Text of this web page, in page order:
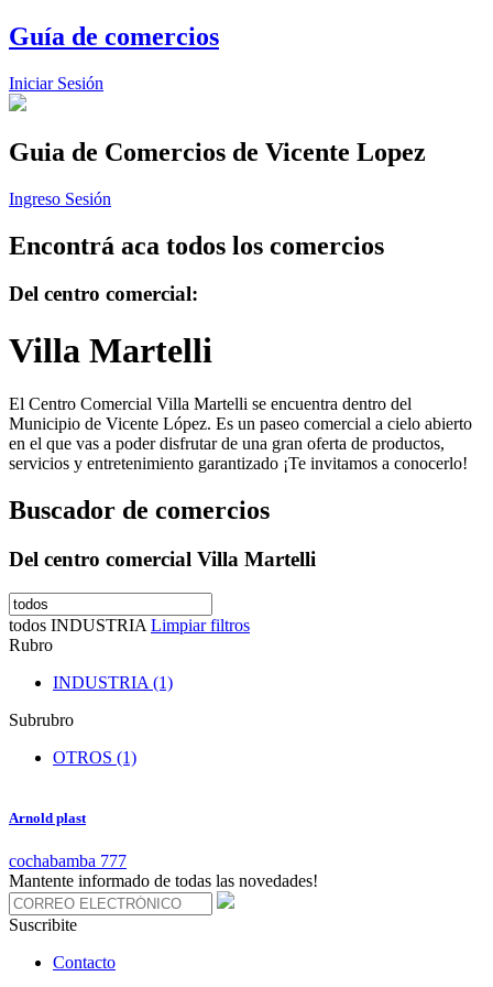
Guía de comercios
Iniciar Sesión
Guia de Comercios de Vicente Lopez
Ingreso Sesión
Encontrá aca todos los comercios
Del centro comercial:
Villa Martelli
El Centro Comercial Villa Martelli se encuentra dentro del
Municipio de Vicente López. Es un paseo comercial a cielo abierto
en el que vas a poder disfrutar de una gran oferta de productos,
servicios y entretenimiento garantizado ¡Te invitamos a conocerlo!
Buscador de comercios
Del centro comercial Villa Martelli
todos INDUSTRIA Limpiar filtros
Rubro
INDUSTRIA (1)
Subrubro
OTROS (1)
Arnold plast
cochabamba 777
Mantente informado de todas las novedades!
Suscribite
Contacto